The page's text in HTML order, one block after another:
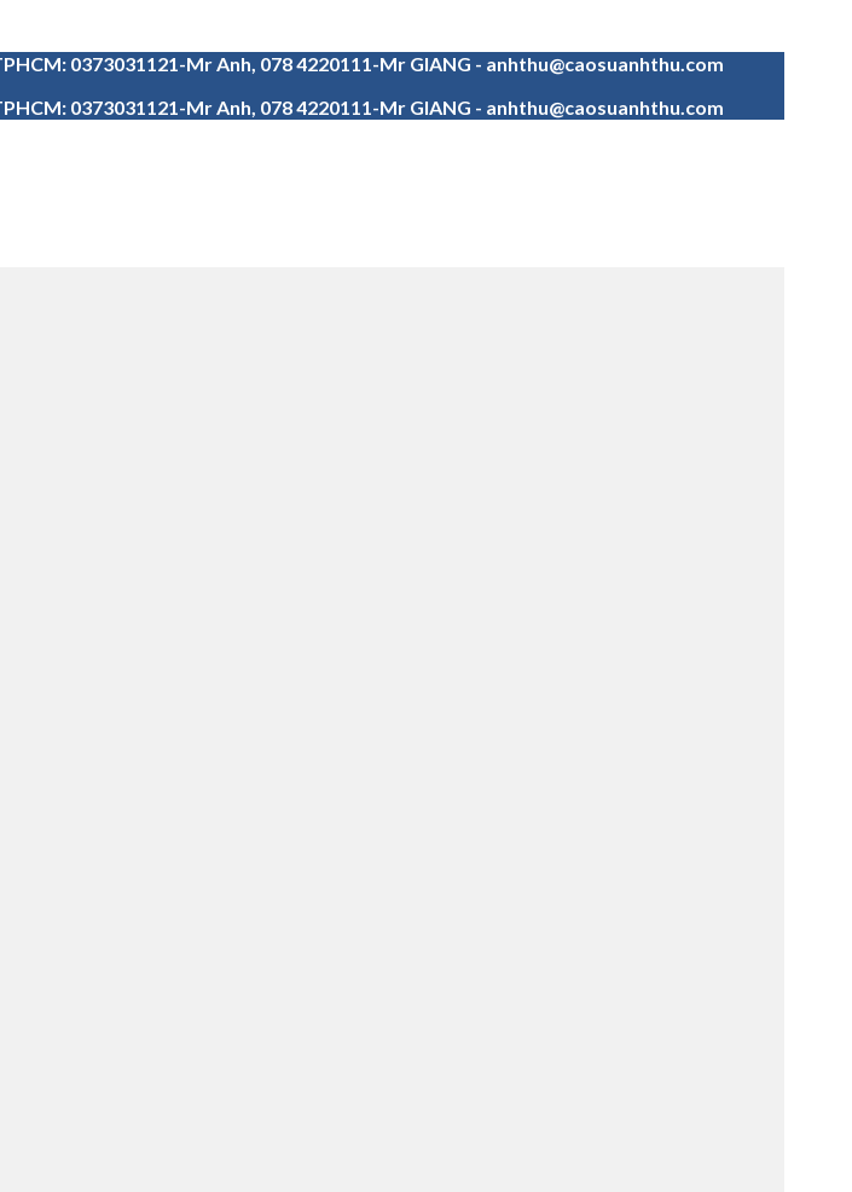
0373031121-Mr Anh, 078 4220111-Mr GIANG - anhthu@caosuanhthu.com
0373031121-Mr Anh, 078 4220111-Mr GIANG - anhthu@caosuanhthu.com